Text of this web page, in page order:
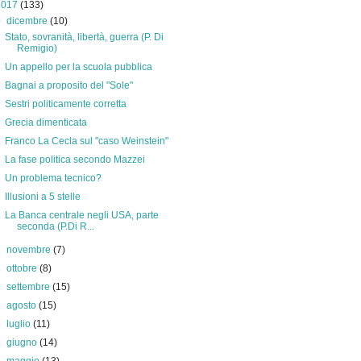
(133)
dicembre(10)
Stato, sovranità, libertà, guerra (P. Di
Remigio)
Un appello per la scuola pubblica
Bagnai a proposito del "Sole"
Sestri politicamente corretta
Grecia dimenticata
Franco La Cecla sul "caso Weinstein"
La fase politica secondo Mazzei
Un problema tecnico?
Illusioni a 5 stelle
La Banca centrale negli USA, parte
seconda (P.Di R...
novembre(7)
ottobre(8)
settembre(15)
agosto(15)
luglio(11)
giugno(14)